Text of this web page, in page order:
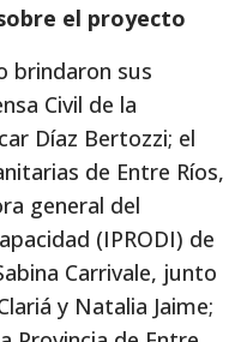
el proyecto
brindaron sus
Civil de la
Díaz Bertozzi; el
de Entre Ríos,
general del
(IPRODI) de
Carrivale, junto
y Natalia Jaime;